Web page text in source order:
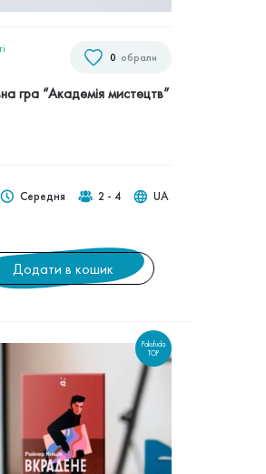
обрали
0
гра “Академія мистецтв”
Середня 2 - 4 UA
Додати в кошик
Pakufuda
TOP